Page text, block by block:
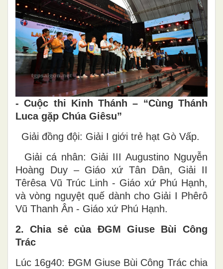
- Cuộc thi Kinh Thánh – “Cùng Thánh
Luca gặp Chúa Giêsu”
Giải đồng đội: Giải I giới trẻ hạt Gò Vấp.
Giải cá nhân: Giải III Augustino Nguyễn
Hoàng Duy – Giáo xứ Tân Dân, Giải II
Têrêsa Vũ Trúc Linh - Giáo xứ Phú Hạnh,
và vòng nguyệt quế dành cho Giải I Phêrô
Vũ Thanh Ân - Giáo xứ Phú Hạnh.
2. Chia sẻ của ĐGM Giuse Bùi Công
Trác
Lúc 16g40: ĐGM Giuse Bùi Công Trác chia